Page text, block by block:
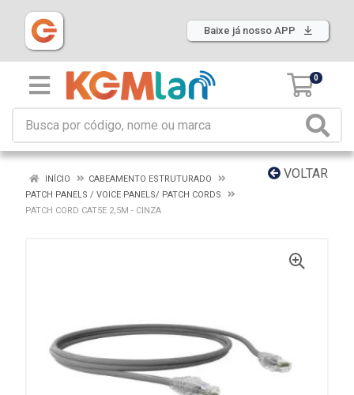
Baixe já nosso APP
0
VOLTAR
INÍCIO
CABEAMENTO ESTRUTURADO
PATCH PANELS / VOICE PANELS/ PATCH CORDS
PATCH CORD CAT5E 2,5M - CINZA